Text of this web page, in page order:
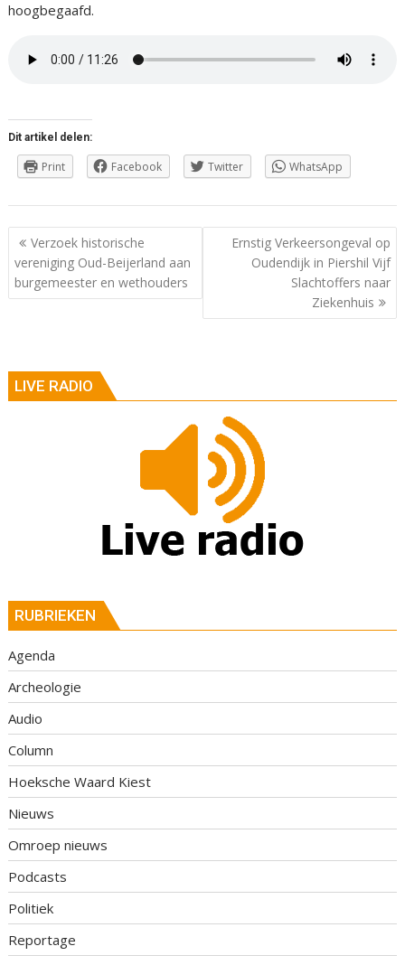
hoogbegaafd.
Dit artikel delen:
Print Facebook Twitter WhatsApp
Berichtnavigatie
Verzoek historische
vereniging Oud-Beijerland aan
burgemeester en wethouders
Ernstig Verkeersongeval op
Oudendijk in Piershil Vijf
Slachtoffers naar
Ziekenhuis
LIVE RADIO
RUBRIEKEN
Agenda
Archeologie
Audio
Column
Hoeksche Waard Kiest
Nieuws
Omroep nieuws
Podcasts
Politiek
Reportage